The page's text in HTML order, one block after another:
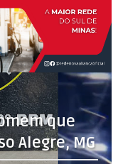
que
Alegre, MG